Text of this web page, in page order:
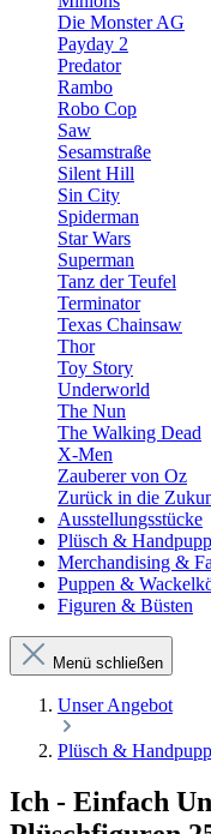
Die Monster AG
Payday 2
Predator
Rambo
Robo Cop
Saw
Sesamstraße
Silent Hill
Sin City
Spiderman
Star Wars
Superman
Tanz der Teufel
Terminator
Texas Chainsaw
Thor
Toy Story
Underworld
The Nun
The Walking Dead
X-Men
Zauberer von Oz
Zurück in die
Ausstellungsstücke
Plüsch &
Merchandising &
Puppen &
Figuren & Büsten
Menü schließen
Unser Angebot
Plüsch &
Ich - Einfach